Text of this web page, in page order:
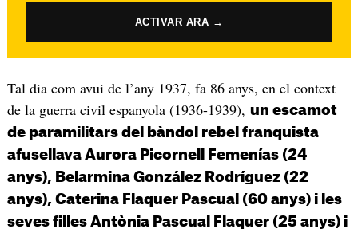
ACTIVAR ARA →
Tal dia com avui de l’any 1937, fa 86 anys, en el context
de la guerra civil espanyola (1936-1939), un escamot
de paramilitars del bàndol rebel franquista
afusellava Aurora Picornell Femenías (24
anys), Belarmina González Rodríguez (22
anys), Caterina Flaquer Pascual (60 anys) i les
seves filles Antònia Pascual Flaquer (25 anys) i